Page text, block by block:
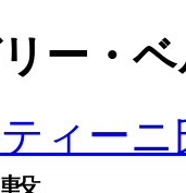
ー・
ィー